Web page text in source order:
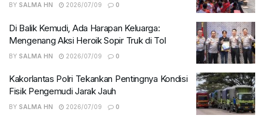
BY SALMA HN 2026/07/09 0
Di Balik Kemudi, Ada Harapan Keluarga:
Mengenang Aksi Heroik Sopir Truk di Tol
BY SALMA HN 2026/07/09 0
Kakorlantas Polri Tekankan Pentingnya Kondisi
Fisik Pengemudi Jarak Jauh
BY SALMA HN 2026/07/09 0